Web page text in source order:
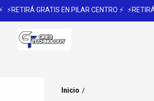
⚡RETIRÁ GRATIS EN PILAR CENTRO ⚡ ⚡RETIRÁ
Inicio /